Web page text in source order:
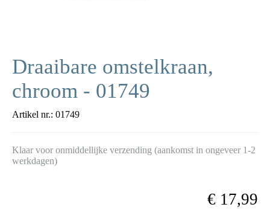
Draaibare omstelkraan,
chroom - 01749
Artikel nr.: 01749
Klaar voor onmiddellijke verzending (aankomst in ongeveer 1-2
werkdagen)
€ 17,99